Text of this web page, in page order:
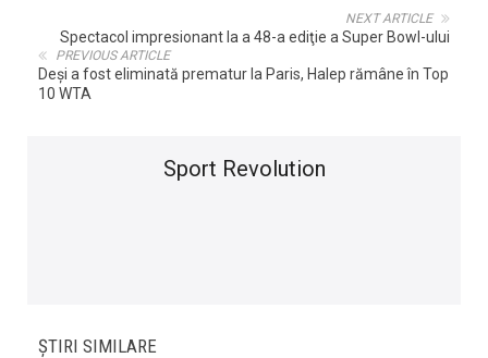
NEXT ARTICLE
Spectacol impresionant la a 48-a ediţie a Super Bowl-ului
PREVIOUS ARTICLE
Deși a fost eliminată prematur la Paris, Halep rămâne în Top
10 WTA
Sport Revolution
ȘTIRI SIMILARE